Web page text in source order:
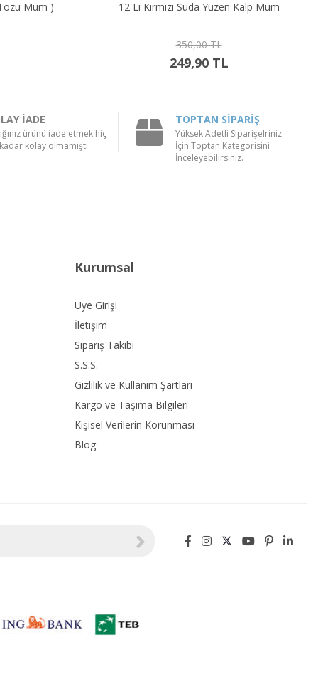
Kalp Mum 24 Lü Kırmızı Suda Yüzen Kalp Mum
750,00 TL
449,90 TL
İADE
ürünü iade etmek hiç
kolay olmamıştı
TOPTAN SİPARİŞ
Yüksek Adetli Siparişelriniz
İçin Toptan Kategorisini
İnceleyebilirsiniz.
Kurumsal
Üye Girişi
İletişim
Sipariş Takibi
S.S.S.
Gizlilik ve Kullanım Şartları
Kargo ve Taşıma Bilgileri
Kişisel Verilerin Korunması
Blog